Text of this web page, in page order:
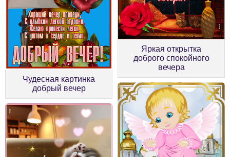
Чудесная картинка
добрый вечер
Яркая открытка
доброго спокойного
вечера